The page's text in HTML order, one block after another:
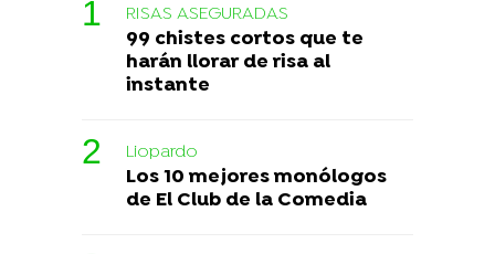
RISAS ASEGURADAS
99 chistes cortos que te
harán llorar de risa al
instante
Liopardo
Los 10 mejores monólogos
de El Club de la Comedia